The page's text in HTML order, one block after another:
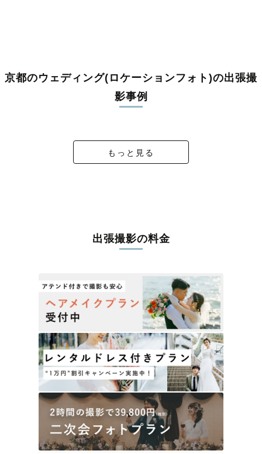
京都のウェディング(ロケーションフォト)の出張撮
影事例
もっと見る
出張撮影の料金